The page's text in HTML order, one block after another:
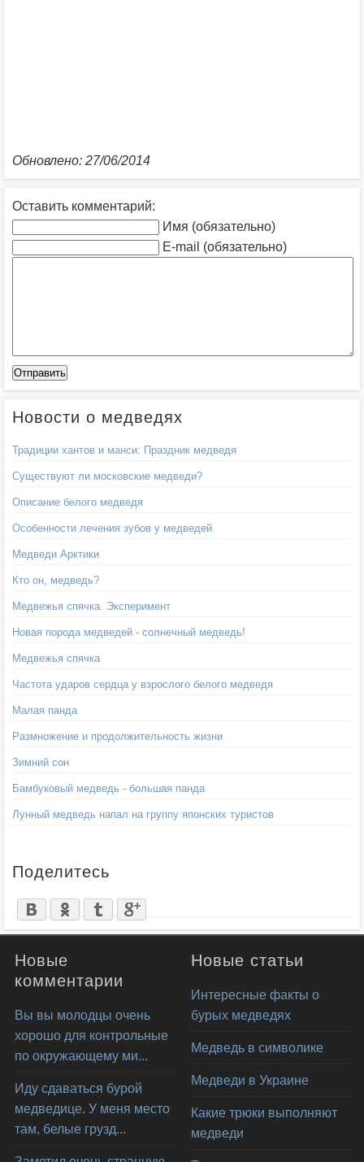
Обновлено: 27/06/2014
Оставить комментарий:
Имя (обязательно)
E-mail (обязательно)
Новости о медведях
Традиции хантов и манси: Праздник медведя
Существуют ли московские медведи?
Описание белого медведя
Особенности лечения зубов у медведей
Медведи Арктики
Кто он, медведь?
Медвежья спячка. Эксперимент
Новая порода медведей - солнечный медведь!
Медвежья спячка
Частота ударов сердца у взрослого белого медведя
Малая панда
Размножение и продолжительность жизни
Зимний сон
Бамбуковый медведь - большая панда
Лунный медведь напал на группу японских туристов
Поделитесь
Новые
комментарии
Вы вы молодцы очень
хорошо для контрольные
по окружающему ми...
Иду сдаваться бурой
медведице. У меня место
там, белые грузд...
Новые статьи
Интересные факты о
бурых медведях
Медведь в символике
Медведи в Украине
Какие трюки выполняют
медведи